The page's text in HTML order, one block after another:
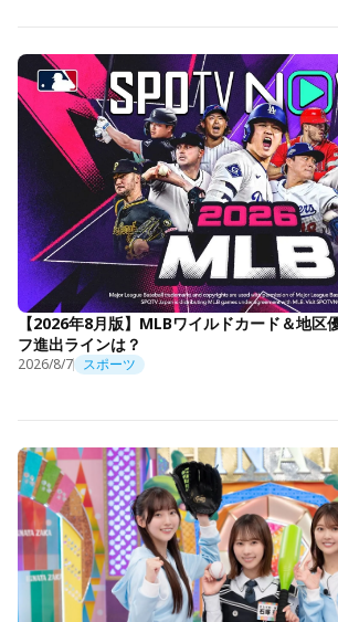
【2026年8月版】MLBワイルドカード＆地区
フ進出ラインは？
2026/8/7 スポーツ